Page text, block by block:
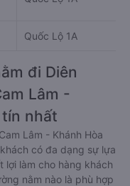
Quốc Lộ 1A
đi Diên
Lâm -
nhất
Lâm - Khánh Hòa
có đa dạng sự lựa
lợi làm cho hàng khách
nằm nào là phù hợp